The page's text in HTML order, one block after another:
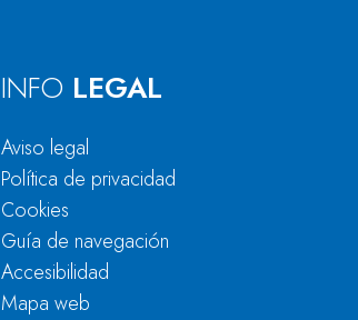
INFO LEGAL
Aviso legal
Política de privacidad
Cookies
Guía de navegación
Accesibilidad
Mapa web